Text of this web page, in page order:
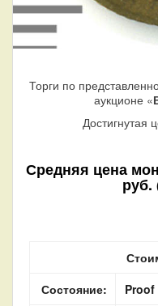
Торги по
аукционе «
Достигнутая
Средняя цена
руб.
Состояние:
Proof